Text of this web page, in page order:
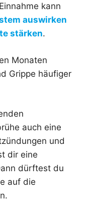
kann
auswirken
stärken.
Monaten
Grippe häufiger
auch eine
und
dir eine
dürftest du
auf die